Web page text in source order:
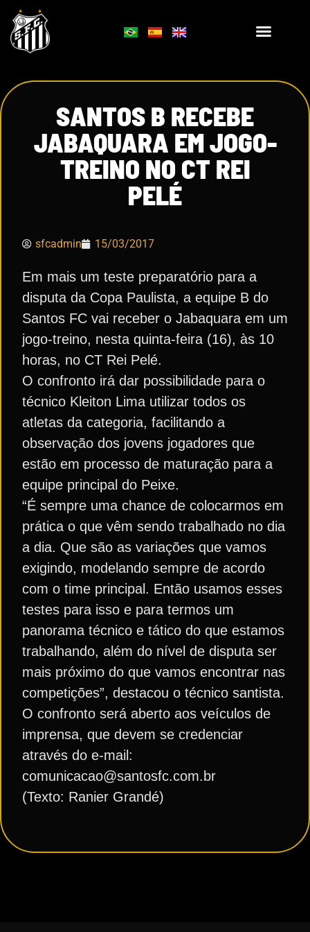
SANTOS B RECEBE
JABAQUARA EM JOGO-
TREINO NO CT REI
PELÉ
sfcadmin 15/03/2017
Em mais um teste preparatório para a
disputa da Copa Paulista, a equipe B do
Santos FC vai receber o Jabaquara em um
jogo-treino, nesta quinta-feira (16), às 10
horas, no CT Rei Pelé.
O confronto irá dar possibilidade para o
técnico Kleiton Lima utilizar todos os
atletas da categoria, facilitando a
observação dos jovens jogadores que
estão em processo de maturação para a
equipe principal do Peixe.
“É sempre uma chance de colocarmos em
prática o que vêm sendo trabalhado no dia
a dia. Que são as variações que vamos
exigindo, modelando sempre de acordo
com o time principal. Então usamos esses
testes para isso e para termos um
panorama técnico e tático do que estamos
trabalhando, além do nível de disputa ser
mais próximo do que vamos encontrar nas
competições”, destacou o técnico santista.
O confronto será aberto aos veículos de
imprensa, que devem se credenciar
através do e-mail:
comunicacao@santosfc.com.br
(Texto: Ranier Grandé)